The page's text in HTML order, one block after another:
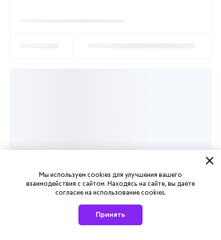
Мы используем cookies для улучшения вашего
взаимодействия с сайтом. Находясь на сайте, вы даёте
согласие на использование cookies.
Принять